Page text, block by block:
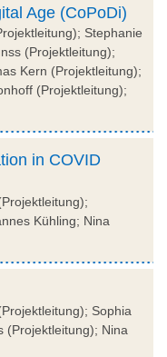
Age (CoPoDi)
Stephanie
(Projektleitung);
Kern (Projektleitung);
(Projektleitung);
in COVID
Kühling; Nina
Sophia
(Projektleitung); Nina